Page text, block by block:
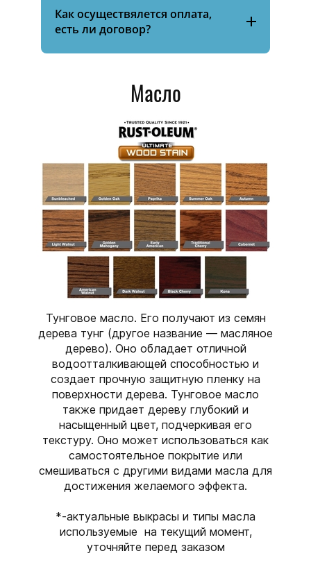
Как осуществялется оплата,
есть ли договор?
Масло
Тунговое масло. Его получают из семян
дерева тунг (другое название — масляное
дерево). Оно обладает отличной
водоотталкивающей способностью и
создает прочную защитную пленку на
поверхности дерева. Тунговое масло
также придает дереву глубокий и
насыщенный цвет, подчеркивая его
текстуру. Оно может использоваться как
самостоятельное покрытие или
смешиваться с другими видами масла для
достижения желаемого эффекта.
*-актуальные выкрасы и типы масла
используемые на текущий момент,
уточняйте перед заказом